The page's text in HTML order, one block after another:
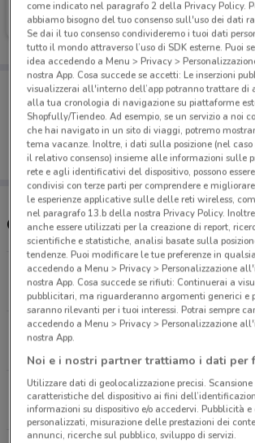
Scade il 31/12 18.9 km Scade il 19/08
Porta DoveConviene sempre con te!
Puoi trovare le migliori offerte dei
salvarle e creare la tua lista del
dal tuo cellulare.
SCARICA
Orari e Negozi Coop
Via Toscana Livorno
1 km
APERTO
Via Primo Levi, 57 Livorno
Piazza Luigi Orlando Livorno
1.5 km
CHIUSO
come indicato nel paragrafo 2 della Privacy Policy.
abbiamo bisogno del tuo consenso sull'uso dei dati
Se dai il tuo consenso condivideremo i tuoi dati
tutto il mondo attraverso l’uso di SDK esterne. Puoi
idea accedendo a Menu > Privacy >
nostra App. Cosa succede se accetti: Le inserzioni
visualizzerai all'interno dell’app potranno trattare di
alla tua cronologia di navigazione su piattaforme
Shopfully/Tiendeo. Ad esempio, se un servizio a noi
che hai navigato in un sito di viaggi, potremo
tema vacanze. Inoltre, i dati sulla posizione (nel
il relativo consenso) insieme alle informazioni sulle
rete e agli identificativi del dispositivo, possono
condivisi con terze parti per comprendere e
le esperienze applicative sulle delle reti wireless,
nel paragrafo 13.b della nostra Privacy Policy.
anche essere utilizzati per la creazione di report,
scientifiche e statistiche, analisi basate sulla
tendenze. Puoi modificare le tue preferenze in
accedendo a Menu > Privacy > Personalizzazione
nostra App. Cosa succede se rifiuti: Continuerai a
pubblicitari, ma riguarderanno argomenti generici e
saranno rilevanti per i tuoi interessi. Potrai sempre
accedendo a Menu > Privacy > Personalizzazione
nostra App.
Noi e i nostri partner trattiamo i dati per
Utilizzare dati di geolocalizzazione precisi.
caratteristiche del dispositivo ai fini
informazioni su dispositivo e/o accedervi. Pubblicità
personalizzati, misurazione delle prestazioni dei
annunci, ricerche sul pubblico, sviluppo di servizi.